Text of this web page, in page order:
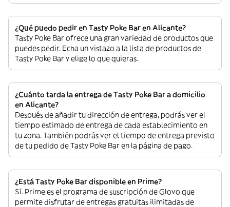
¿Qué puedo pedir en Tasty Poke Bar en Alicante?
Tasty Poke Bar ofrece una gran variedad de productos que
puedes pedir. Echa un vistazo a la lista de productos de
Tasty Poke Bar y elige lo que quieras.
¿Cuánto tarda la entrega de Tasty Poke Bar a domicilio
en Alicante?
Después de añadir tu dirección de entrega, podrás ver el
tiempo estimado de entrega de cada establecimiento en
tu zona. También podrás ver el tiempo de entrega previsto
de tu pedido de Tasty Poke Bar en la página de pago.
¿Está Tasty Poke Bar disponible en Prime?
Sí. Prime es el programa de suscripción de Glovo que
permite disfrutar de entregas gratuitas ilimitadas de